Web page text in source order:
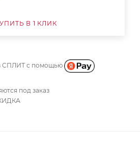
В 1 КЛИК
СПЛИТ с помощью
под заказ